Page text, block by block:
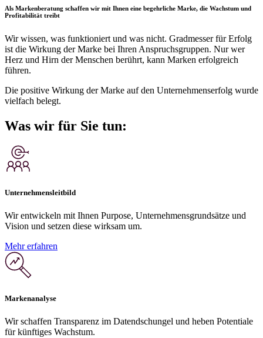
Als Markenberatung schaffen wir mit Ihnen eine begehrliche Marke, die Wachstum und
Profitabilität treibt
Wir wissen, was funktioniert und was nicht. Gradmesser für Erfolg
ist die Wirkung der Marke bei Ihren Anspruchsgruppen. Nur wer
Herz und Hirn der Menschen berührt, kann Marken erfolgreich
führen.
Die positive Wirkung der Marke auf den Unternehmenserfolg wurde
vielfach belegt.
Was wir für Sie tun:
Unternehmensleitbild
Wir entwickeln mit Ihnen Purpose, Unternehmensgrundsätze und
Vision und setzen diese wirksam um.
Mehr erfahren
Markenanalyse
Wir schaffen Transparenz im Datendschungel und heben Potentiale
für künftiges Wachstum.